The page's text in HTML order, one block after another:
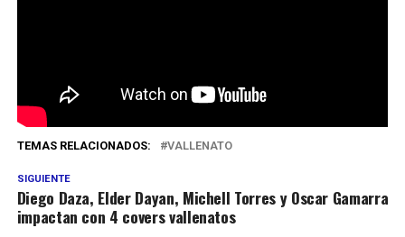
TEMAS RELACIONADOS: VALLENATO
SIGUIENTE
Diego Daza, Elder Dayan, Michell Torres y Oscar Gamarra
impactan con 4 covers vallenatos